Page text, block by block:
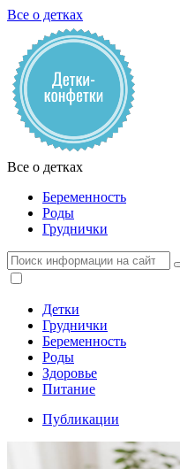
Все о детках
Все о детках
Беременность
Роды
Груднички
Детки
Груднички
Беременность
Роды
Здоровье
Питание
Публикации